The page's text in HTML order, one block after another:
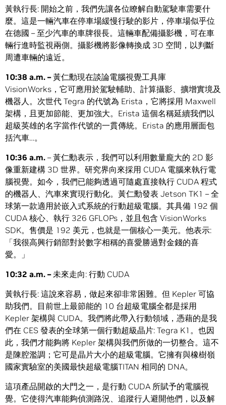
黃執行長: 開始之前，我們先讓各位瞭解自動駕駛車需要什
麼。這是一輛汽車在停車場緩慢行駛的影片，停車場似乎位
在德國 – 至少汽車的車牌很長。這輛車配備攝影機，可在車
輛行進時監視兩側。攝影機將影像轉換成 3D 空間，以判斷
周遭車輛的遠近。
10:38 a.m. –黃仁勳現在談論電腦視覺工具庫
VisionWorks，它可應用於駕駛輔助、計算攝影、擴增實境及
機器人。次世代 Tegra 的代號為 Erista，它將採用 Maxwell
架構，且更加節能、更加強大。Erista 這個名稱延續我們以
超級英雄的名字當作代號的一貫傳統。Erista 的應用層面包
括汽車…。
10:36 a.m. – 黃仁勳表示，我們可以利用數量龐大的 2D 影
像重新建構 3D 世界。研究界向來採用 CUDA 電腦來執行電
腦視覺。如今，我們已能夠透過可隨處直接執行 CUDA 程式
的機器人、汽車來實現行動化。黃仁勳發表 Jetson TK1 – 全
球第一款適用於嵌入式系統的行動超級電腦。其具備 192 個
CUDA 核心、執行 326 GFLOPs，並且包含 VisionWorks
SDK。售價是 192 美元，也就是一個核心一美元。他表示:
「我很高興行銷部對於數字相稱的喜愛勝過對金錢的喜
愛。」
10:32 a.m. –未來走向: 行動 CUDA
黃執行長: 這說來容易，做起來卻非常困難。但 Kepler 可協
助我們。目前世上最節能的 10 台超級電腦全都是採用
Kepler 架構與 CUDA。我們將此帶入行動領域，憑藉的是我
們在 CES 發表的全球第一個行動超級晶片: Tegra K1。也因
此，我們才能夠將 Kepler 架構與我們所做的一切整合。這不
是陳腔濫調；它可是晶片大小的超級電腦。它擁有與橡樹嶺
國家實驗室的美國最快超級電腦TITAN 相同的 DNA。
這項產品開啟的大門之一，是行動 CUDA 所賦予的電腦視
覺。它使得汽車能夠偵測路況、追蹤行人避開他們，以及解